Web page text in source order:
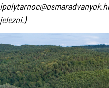
jelezni.)